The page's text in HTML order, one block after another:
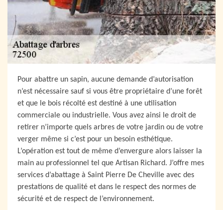
Pour abattre un sapin, aucune demande d’autorisation
n’est nécessaire sauf si vous être propriétaire d’une forêt
et que le bois récolté est destiné à une utilisation
commerciale ou industrielle. Vous avez ainsi le droit de
retirer n’importe quels arbres de votre jardin ou de votre
verger même si c’est pour un besoin esthétique.
L’opération est tout de même d’envergure alors laisser la
main au professionnel tel que Artisan Richard. J’offre mes
services d’abattage à Saint Pierre De Cheville avec des
prestations de qualité et dans le respect des normes de
sécurité et de respect de l’environnement.